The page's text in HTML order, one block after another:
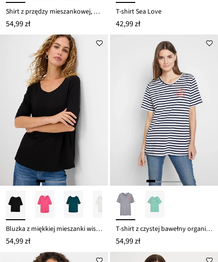
Shirt z przędzy mieszankowej, krótki rękaw
54,99 zł
T-shirt Sea Love
42,99 zł
Bluzka z miękkiej mieszanki wiskozy
54,99 zł
T-shirt z czystej bawełny organicznej
54,99 zł